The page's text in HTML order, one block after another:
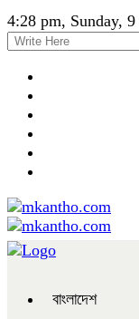
4:28 pm, Sunday,
বাংলাদেশ